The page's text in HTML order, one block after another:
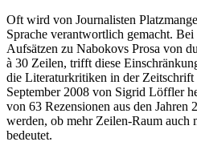
Oft wird von Journalisten
Sprache verantwortlich gemacht. Bei
Aufsätzen zu Nabokovs Prosa von
à 30 Zeilen, trifft diese
die Literaturkritiken in der Zeitschrift
September 2008 von Sigrid Löffler
von 63 Rezensionen aus den Jahren
werden, ob mehr Zeilen-Raum auch
bedeutet.